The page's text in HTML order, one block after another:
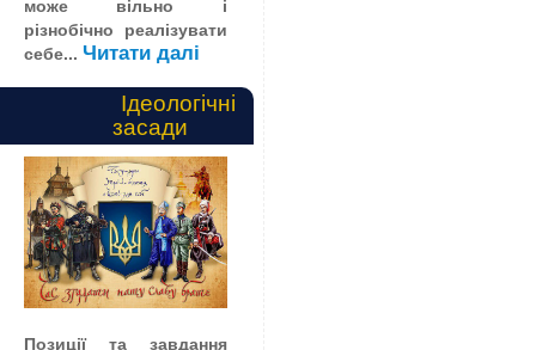
може вільно і
різнобічно реалізувати
себе... Читати далі
Ідеологічні
засади
Позиції та завдання